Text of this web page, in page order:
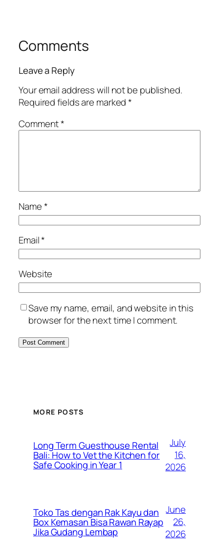
Comments
Leave a Reply
Your email address will not be published.
Required fields are marked*
Comment*
Name*
Email*
Website
Save my name, email, and website in this
browser for the next time I comment.
MORE POSTS
Long Term Guesthouse Rental
Bali: How to Vet the Kitchen for
Safe Cooking in Year 1
July
16,
2026
Toko Tas dengan Rak Kayu dan
Box Kemasan Bisa Rawan Rayap
Jika Gudang Lembap
June
26,
2026